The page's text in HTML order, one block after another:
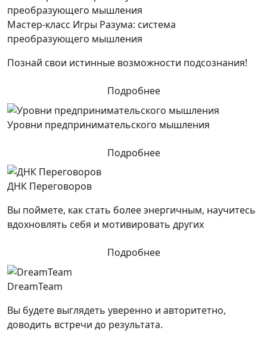
Мастер-класс Игры Разума: система
преобразующего мышления
Познай свои истинные возможности подсознания!
Подробнее
Уровни предпринимательского мышления
Подробнее
ДНК Переговоров
Вы поймете, как стать более энергичным, научитесь
вдохновлять себя и мотивировать других
Подробнее
DreamTeam
Вы будете выглядеть уверенно и авторитетно,
доводить встречи до результата.